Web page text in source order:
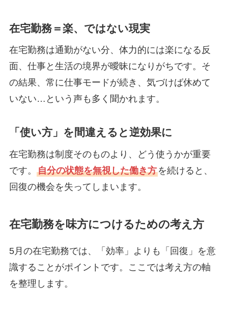
在宅勤務＝楽、ではない現実
在宅勤務は通勤がない分、体力的には楽になる反
面、仕事と生活の境界が曖昧になりがちです。そ
の結果、常に仕事モードが続き、気づけば休めて
いない…という声も多く聞かれます。
「使い方」を間違えると逆効果に
在宅勤務は制度そのものより、どう使うかが重要
です。 自分の状態を無視した働き方を続けると、
回復の機会を失ってしまいます。
在宅勤務を味方につけるための考え方
5月の在宅勤務では、「効率」よりも「回復」を意
識することがポイントです。ここでは考え方の軸
を整理します。